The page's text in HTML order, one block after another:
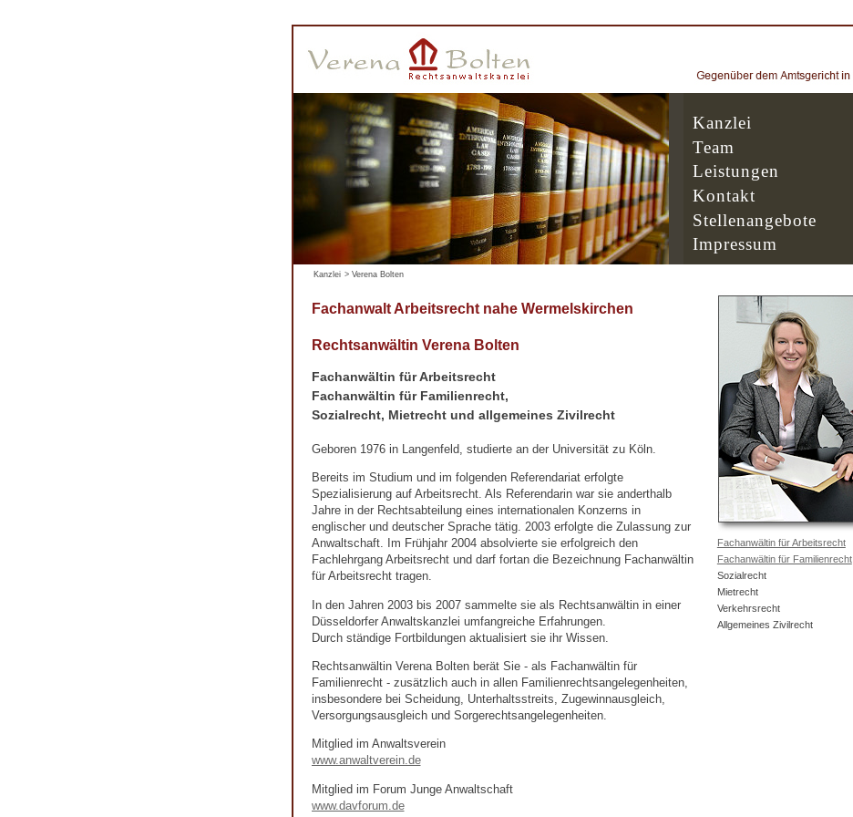
Kanzlei
Team
Leistungen
Kontakt
Stellenangebote
Impressum
Kanzlei > Verena Bolten
Fachanwalt Arbeitsrecht nahe Wermelskirchen
Rechtsanwältin Verena Bolten
Fachanwältin für Arbeitsrecht
Fachanwältin für Familienrecht,
Sozialrecht, Mietrecht und allgemeines Zivilrecht
Geboren 1976 in Langenfeld, studierte an der Universität zu Köln.
Bereits im Studium und im folgenden Referendariat erfolgte
Spezialisierung auf Arbeitsrecht. Als Referendarin war sie anderthalb
Jahre in der Rechtsabteilung eines internationalen Konzerns in
englischer und deutscher Sprache tätig. 2003 erfolgte die Zulassung zur
Anwaltschaft. Im Frühjahr 2004 absolvierte sie erfolgreich den
Fachlehrgang Arbeitsrecht und darf fortan die Bezeichnung Fachanwältin
für Arbeitsrecht tragen.
In den Jahren 2003 bis 2007 sammelte sie als Rechtsanwältin in einer
Düsseldorfer Anwaltskanzlei umfangreiche Erfahrungen.
Durch ständige Fortbildungen aktualisiert sie ihr Wissen.
Rechtsanwältin Verena Bolten berät Sie - als Fachanwältin für
Familienrecht - zusätzlich auch in allen Familienrechtsangelegenheiten,
insbesondere bei Scheidung, Unterhaltsstreits, Zugewinnausgleich,
Versorgungsausgleich und Sorgerechtsangelegenheiten.
Mitglied im Anwaltsverein
www.anwaltverein.de
Mitglied im Forum Junge Anwaltschaft
www.davforum.de
Fachanwältin für Arbeitsrecht
Fachanwältin für Familienrecht
Sozialrecht
Mietrecht
Verkehrsrecht
Allgemeines Zivilrecht